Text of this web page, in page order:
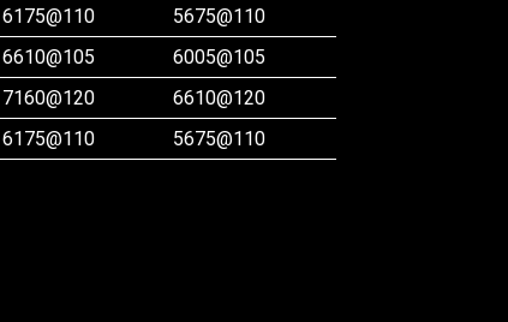
6175@110
5675@110
6610@105
6005@105
7160@120
6610@120
6175@110 5675@110